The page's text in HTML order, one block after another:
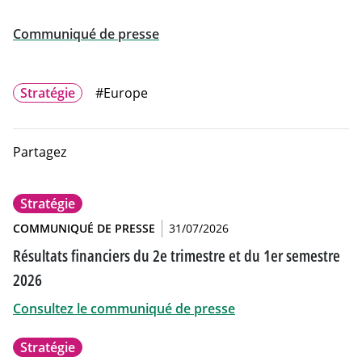
Communiqué de presse
Will open in a new tab
Stratégie #Europe
Partagez
Stratégie
COMMUNIQUÉ DE PRESSE 31/07/2026
Résultats financiers du 2e trimestre et du 1er semestre
2026
Consultez le communiqué de presse
Stratégie